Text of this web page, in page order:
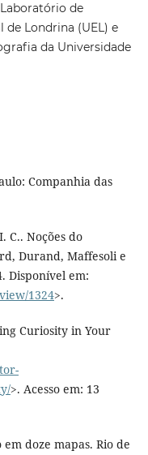
de
de Londrina (UEL) e
da Universidade
Companhia das
C.. Noções do
Durand, Maffesoli e
Disponível em:
1324>.
Curiosity in Your
>. Acesso em: 13
doze mapas. Rio de